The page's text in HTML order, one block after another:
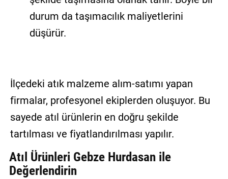
durum da taşımacılık maliyetlerini
düşürür.
İlçedeki atık malzeme alım-satımı yapan
firmalar, profesyonel ekiplerden oluşuyor. Bu
sayede atıl ürünlerin en doğru şekilde
tartılması ve fiyatlandırılması yapılır.
Atıl Ürünleri Gebze Hurdasan ile
Değerlendirin